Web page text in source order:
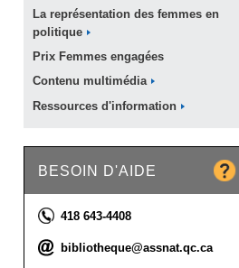
La représentation des femmes en
politique
Prix Femmes engagées
Contenu multimédia
Ressources d'information
BESOIN D'AIDE
Téléphone :
418 643-4408
Courriel :
bibliotheque@assnat.qc.ca